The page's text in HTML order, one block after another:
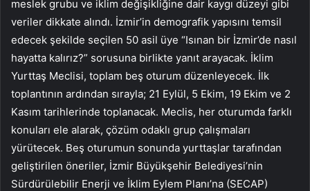
meslek grubu ve iklim değişikliğine dair kaygı düzeyi gibi
veriler dikkate alındı. İzmir’in demografik yapısını temsil
edecek şekilde seçilen 50 asil üye “Isınan bir İzmir’de nasıl
hayatta kalırız?” sorusuna birlikte yanıt arayacak. İklim
Yurttaş Meclisi, toplam beş oturum düzenleyecek. İlk
toplantının ardından sırayla; 21 Eylül, 5 Ekim, 19 Ekim ve 2
Kasım tarihlerinde toplanacak. Meclis, her oturumda farklı
konuları ele alarak, çözüm odaklı grup çalışmaları
yürütecek. Beş oturumun sonunda yurttaşlar tarafından
geliştirilen öneriler, İzmir Büyükşehir Belediyesi’nin
Sürdürülebilir Enerji ve İklim Eylem Planı’na (SECAP)